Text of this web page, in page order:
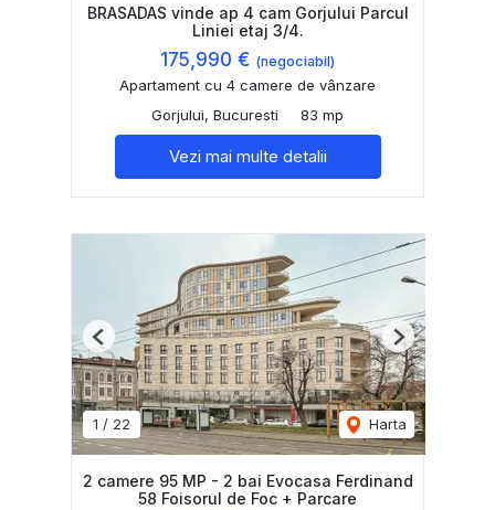
BRASADAS vinde ap 4 cam Gorjului Parcul
Liniei etaj 3/4.
175,990 € (negociabil)
Apartament cu 4 camere de vânzare
Gorjului, Bucuresti
83 mp
Vezi mai multe detalii
1 / 22 Harta
Previous Next
2 camere 95 MP - 2 bai Evocasa Ferdinand
58 Foisorul de Foc + Parcare